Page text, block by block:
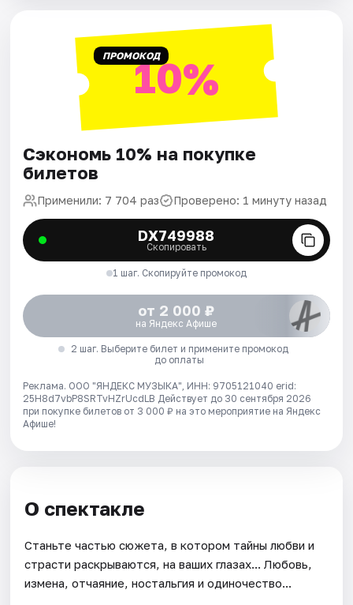
ПРОМОКОД10%
Сэкономь 10% на покупке
билетов
Применили: 7 704 раз Проверено: 1 минуту назад
DX749988
Скопировать
1 шаг. Скопируйте промокод
от 2 000 ₽
на Яндекс Афише
2 шаг. Выберите билет и примените промокод
до оплаты
Реклама. ООО "ЯНДЕКС МУЗЫКА", ИНН: 9705121040 erid:
25H8d7vbP8SRTvHZrUcdLB Действует до 30 сентября 2026
при покупке билетов от 3 000 ₽ на это мероприятие на Яндекс
Афише!
О спектакле
Станьте частью сюжета, в котором тайны любви и
страсти раскрываются, на ваших глазах... Любовь,
измена, отчаяние, ностальгия и одиночество...